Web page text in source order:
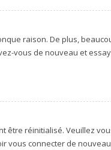
raison. De plus,
vous de nouveau et
réinitialisé. Veuillez
vous connecter de